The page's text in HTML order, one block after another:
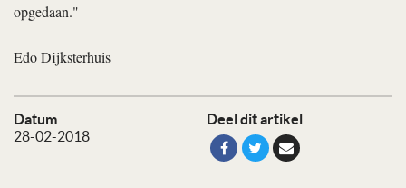
Datum
28-02-2018
Deel dit artikel
opgedaan."
Edo Dijksterhuis